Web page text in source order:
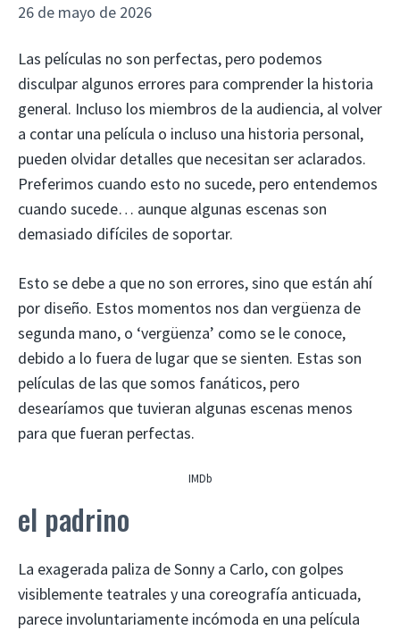
26 de mayo de 2026
Las películas no son perfectas, pero podemos
disculpar algunos errores para comprender la historia
general. Incluso los miembros de la audiencia, al volver
a contar una película o incluso una historia personal,
pueden olvidar detalles que necesitan ser aclarados.
Preferimos cuando esto no sucede, pero entendemos
cuando sucede… aunque algunas escenas son
demasiado difíciles de soportar.
Esto se debe a que no son errores, sino que están ahí
por diseño. Estos momentos nos dan vergüenza de
segunda mano, o ‘vergüenza’ como se le conoce,
debido a lo fuera de lugar que se sienten. Estas son
películas de las que somos fanáticos, pero
desearíamos que tuvieran algunas escenas menos
para que fueran perfectas.
IMDb
el padrino
La exagerada paliza de Sonny a Carlo, con golpes
visiblemente teatrales y una coreografía anticuada,
parece involuntariamente incómoda en una película